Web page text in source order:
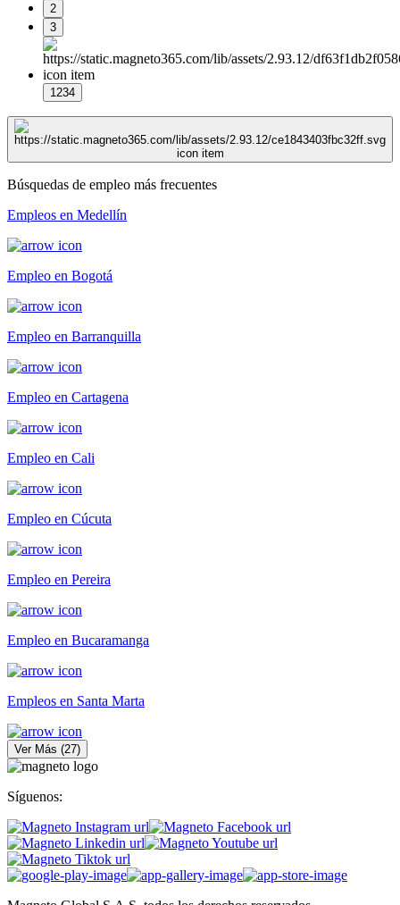
2
3
1234
Búsquedas de empleo más frecuentes
Empleos en Medellín
Empleo en Bogotá
Empleo en Barranquilla
Empleo en Cartagena
Empleo en Cali
Empleo en Cúcuta
Empleo en Pereira
Empleo en Bucaramanga
Empleos en Santa Marta
Ver Más (27)
Síguenos: